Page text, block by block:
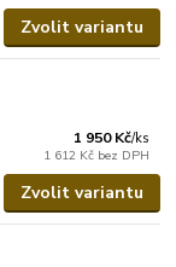
Zvolit variantu
1 950 Kč/ks
1 612 Kč bez DPH
Zvolit variantu